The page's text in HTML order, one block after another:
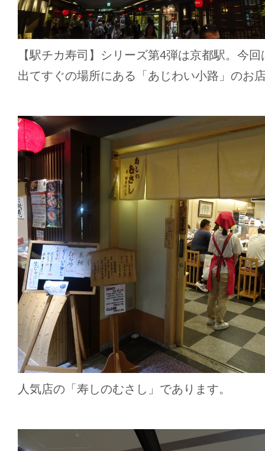
【駅チカ寿司】シリーズ第4弾は京都駅。今
出てすぐの場所にある「あじわい小路」のお
人気店の「寿しのむさし」であります。